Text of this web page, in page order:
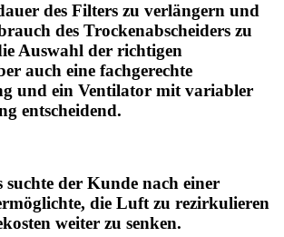
des Filters zu verlängern und
des Trockenabscheiders zu
Auswahl der richtigen
auch eine fachgerechte
und ein Ventilator mit variabler
entscheidend.
der Kunde nach einer
die Luft zu rezirkulieren
weiter zu senken.